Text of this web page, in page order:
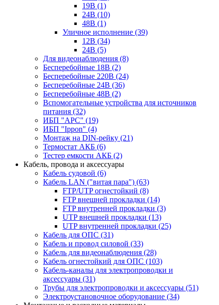
19В (1)
24В (10)
48В (1)
Уличное исполнение (39)
12В (34)
24В (5)
Для видеонаблюдения (8)
Бесперебойные 18В (2)
Бесперебойные 220В (24)
Бесперебойные 24В (36)
Бесперебойные 48В (2)
Вспомогательные устройства для источников
питания (32)
ИБП "APC" (19)
ИБП "Ippon" (4)
Монтаж на DIN-рейку (21)
Термостат АКБ (6)
Тестер емкости АКБ (2)
Кабель, провода и аксессуары
Кабель судовой (6)
Кабель LAN ("витая пара") (63)
FTP/UTP огнестойкий (8)
FTP внешней прокладки (14)
FTP внутренней прокладки (3)
UTP внешней прокладки (13)
UTP внутренней прокладки (25)
Кабель для ОПС (31)
Кабель и провод силовой (33)
Кабель для видеонаблюдения (28)
Кабель огнестойкий для ОПС (103)
Кабель-каналы для электропроводки и
аксессуары (31)
Трубы для электропроводки и аксессуары (51)
Электроустановочное оборудование (34)